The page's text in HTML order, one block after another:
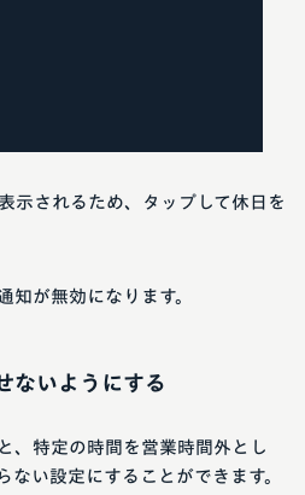
示されるため、タップして休日を
知が無効になります。
ないようにする
、特定の時間を営業時間外とし
ない設定にすることができます。